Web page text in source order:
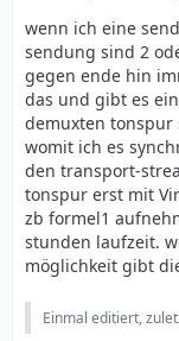
wenn ich eine
sendung sind 2
gegen ende hin
das und gibt es
demuxten tonspur
womit ich es
den transport-
tonspur erst mit
zb formel1
stunden laufzeit.
möglichkeit gibt
Einmal editiert,